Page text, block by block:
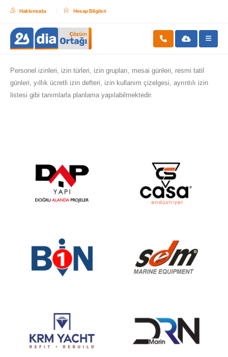
Hakkımızda Hesap Bilgileri
Personel izinleri, izin türleri, izin grupları, mesai günleri, resmi tatil
günleri, yıllık ücretli izin defteri, izin kullanım çizelgesi, ayrıntılı izin
listesi gibi tanımlarla planlama yapılabilmektedir.